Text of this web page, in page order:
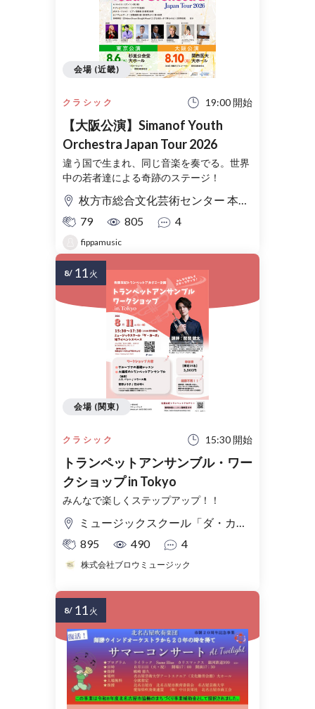
クラシック 19:00 開始
【大阪公演】Simanof Youth
Orchestra Japan Tour 2026
違う国で生まれ、同じ音楽を奏でる。世界
中の若者達による奇跡のステージ！
枚方市総合文化芸術センター 本館 関西医大 大ホール
79
805 4
fippamusic
会場 (近畿)
クラシック 15:30 開始
トランペットアンサンブル・ワー
クショップ in Tokyo
みんなで楽しくステップアップ！！
ミュージックスクール「ダ・カーポ」地下イベントスペース
895
490 4
株式会社ブロウミュージック
会場 (関東)
8/ 11 火
8/ 11 火